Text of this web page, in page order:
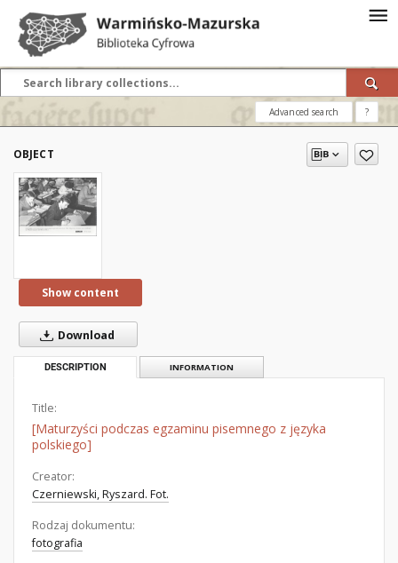
Advanced search ?
OBJECT
Show content
Download
DESCRIPTION INFORMATION
Title:
[Maturzyści podczas egzaminu pisemnego z języka
polskiego]
Creator:
Czerniewski, Ryszard. Fot.
Rodzaj dokumentu:
fotografia